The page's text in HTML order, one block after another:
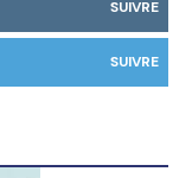
SUIVRE
SUIVRE